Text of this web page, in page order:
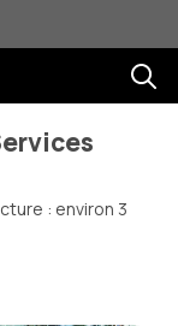
: environ 3